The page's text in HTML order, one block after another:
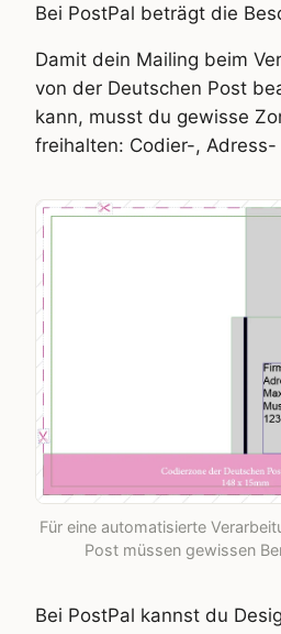
Bei PostPal beträgt die
Damit dein Mailing beim
von der Deutschen Post
kann, musst du gewisse
freihalten: Codier-,
Für eine automatisierte
Post müssen gewissen
Bei PostPal kannst du